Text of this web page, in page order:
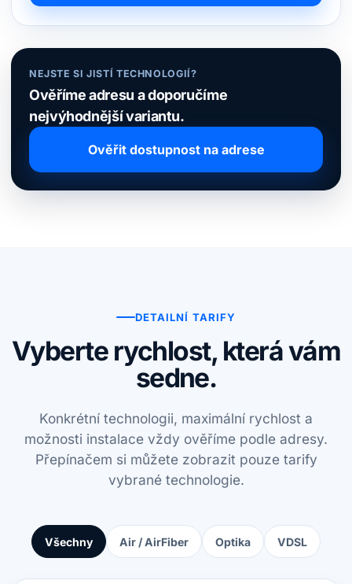
NEJSTE SI JISTÍ TECHNOLOGIÍ?
Ověříme adresu a doporučíme
nejvýhodnější variantu.
Ověřit dostupnost na adrese
DETAILNÍ TARIFY
Vyberte rychlost, která vám
sedne.
Konkrétní technologii, maximální rychlost a
možnosti instalace vždy ověříme podle adresy.
Přepínačem si můžete zobrazit pouze tarify
vybrané technologie.
Všechny Air / AirFiber Optika VDSL